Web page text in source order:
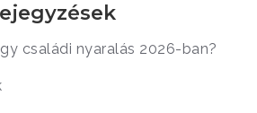
családi nyaralás 2026-ban?